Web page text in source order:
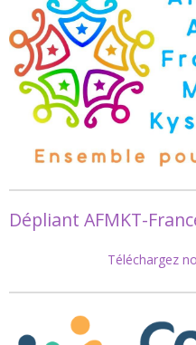
Dépliant AFMKT-
Téléchargez